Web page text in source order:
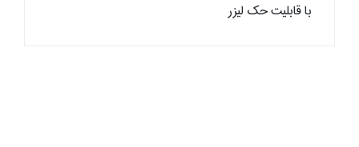
با قابلیت حک لیزر